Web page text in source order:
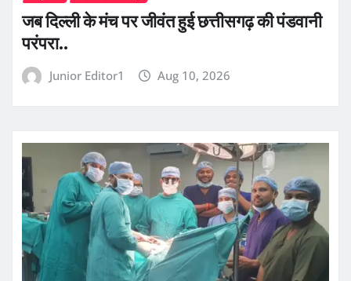
जब दिल्ली के मंच पर जीवंत हुई छत्तीसगढ़ की पंडवानी
परंपरा..
Junior Editor1 Aug 10, 2026